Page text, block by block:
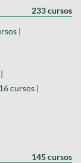
233 cursos
|
cursos |
145 cursos